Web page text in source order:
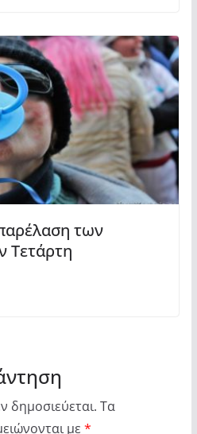
των
Τετάρτη
δημοσιεύεται. Τα
με *